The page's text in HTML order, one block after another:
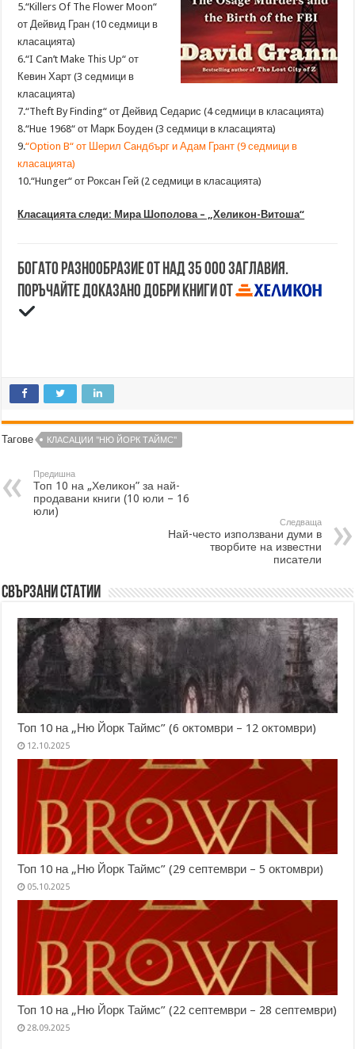
5.“Killers Of The Flower Moon“
от Дейвид Гран (10 седмици в
класацията)
6.“I Can’t Make This Up“ от
Кевин Харт (3 седмици в
класацията)
7.“Theft By Finding“ от Дейвид Седарис (4 седмици в класацията)
8.“Hue 1968“ от Марк Боуден (3 седмици в класацията)
9.“Option B“ от Шерил Сандбърг и Адам Грант (9 седмици в
класацията)
10.“Hunger“ от Роксан Гей (2 седмици в класацията)
Класацията следи: Мира Шополова – „Хеликон-Витоша“
Богато разнообразие от над 35 000 заглавия.
Поръчайте доказано добри книги от
Тагове КЛАСАЦИИ "НЮ ЙОРК ТАЙМС"
Предишна
Топ 10 на „Хеликон” за най-
продавани книги (10 юли – 16
юли)
Следваща
Най-често използвани думи в
творбите на известни
писатели
Свързани статии
Топ 10 на „Ню Йорк Таймс” (6 октомври – 12 октомври)
12.10.2025
Топ 10 на „Ню Йорк Таймс” (29 септември – 5 октомври)
05.10.2025
Топ 10 на „Ню Йорк Таймс” (22 септември – 28 септември)
28.09.2025